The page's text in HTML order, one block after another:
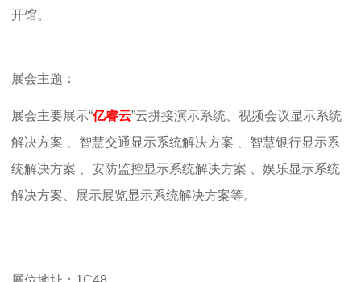
开馆。
展会主题：
展会主要展示“亿睿云”云拼接演示系统、视频会议显示系统
解决方案 、智慧交通显示系统解决方案 、智慧银行显示系
统解决方案 、安防监控显示系统解决方案 、娱乐显示系统
解决方案、展示展览显示系统解决方案等。